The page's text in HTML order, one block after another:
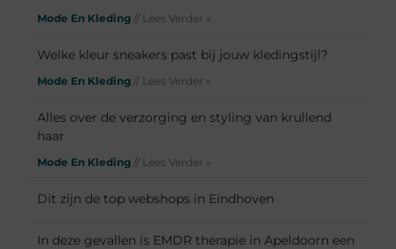
Mode En Kleding // Lees Verder »
Welke kleur sneakers past bij jouw kledingstijl?
Mode En Kleding // Lees Verder »
Alles over de verzorging en styling van krullend
haar
Mode En Kleding // Lees Verder »
Dit zijn de top webshops in Eindhoven
In deze gevallen is EMDR therapie in Apeldoorn een